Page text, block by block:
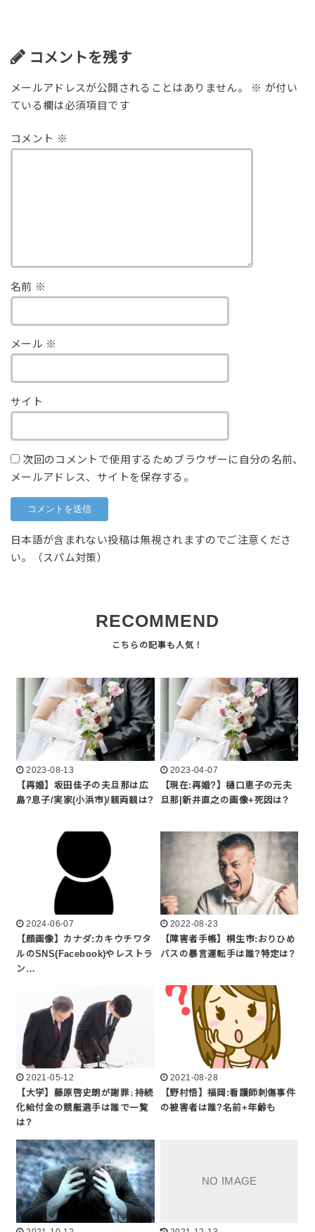
コメントを残す
メールアドレスが公開されることはありません。 ※ が付い
ている欄は必須項目です
コメント ※
名前 ※
メール ※
サイト
次回のコメントで使用するためブラウザーに自分の名前、
メールアドレス、サイトを保存する。
日本語が含まれない投稿は無視されますのでご注意くださ
い。（スパム対策）
RECOMMEND
2023-08-13
【再婚】坂田佳子の夫旦那は広
島?息子/実家(小浜市)/親両親は?
2023-04-07
【現在:再婚?】樋口恵子の元夫
旦那|新井直之の画像+死因は?
2024-06-07
【顔画像】カナダ:カキウチワタ
ルのSNS(Facebook)やレストラ
ン…
2022-08-23
【障害者手帳】桐生市:おりひめ
バスの暴言運転手は誰?特定は?
2021-05-12
【大学】藤原啓史朗が謝罪↓持続
化給付金の競艇選手は誰で一覧
は?
2021-08-28
【野村悟】福岡:看護師刺傷事件
の被害者は誰?名前+年齢も